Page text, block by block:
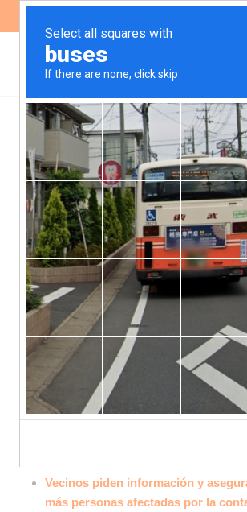
Bajo Grande
cinco años en
ambiental
La Municipalidad extendió la
espera que sea la última gracias a
Vecinos piden información y
más personas afectadas por la